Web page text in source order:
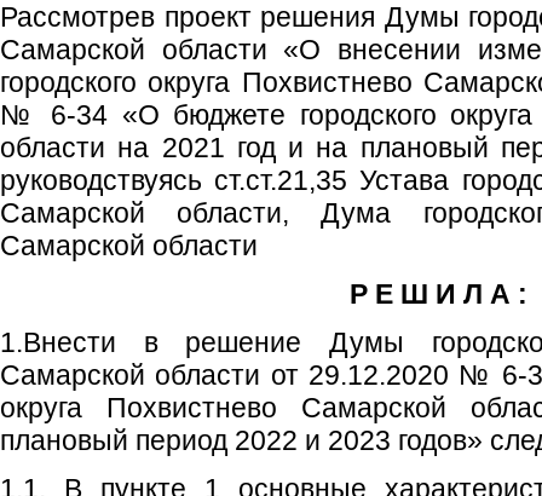
Рассмотрев проект решения Думы
Самарской области «О внесении
городского округа Похвистнево
№ 6-34 «О бюджете городского
области на 2021 год и на плановый
руководствуясь ст.ст.21,35 Устава
Самарской области, Дума
Самарской области
Р Е Ш И Л А :
1.Внести в решение Думы
Самарской области от 29.12.2020 № 6-
округа Похвистнево Самарской
плановый период 2022 и 2023 годов»
1.1. В пункте 1 основные